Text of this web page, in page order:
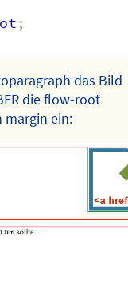
;
das Bild
die flow-root
margin ein: